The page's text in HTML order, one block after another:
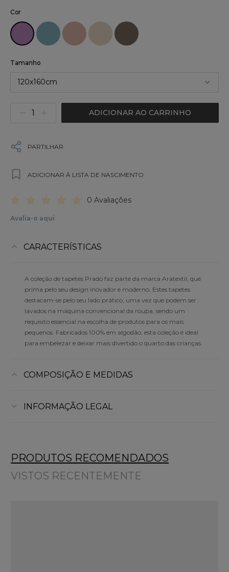
Cor
Tamanho
120x160cm
ADICIONAR AO CARRINHO
PARTILHAR
ADICIONAR À LISTA DE NASCIMENTO
0 Avaliações
Avalia-o aqui
CARACTERÍSTICAS
A coleção de tapetes Prado faz parte da marca Aratextil, que
prima pelo seu design inovador e moderno. Estes tapetes
destacam-se pelo seu lado prático, uma vez que podem ser
lavados na máquina convencional da roupa, sendo um
requisito essencial na escolha de produtos para os mais
pequenos. Fabricados 100% em algodão, esta coleção é ideal
para embelezar e deixar mais divertido o quarto das crianças.
COMPOSIÇÃO E MEDIDAS
INFORMAÇÃO LEGAL
PRODUTOS RECOMENDADOS
VISTOS RECENTEMENTE